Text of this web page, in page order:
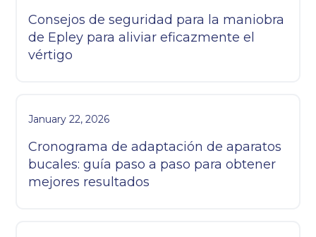
Consejos de seguridad para la maniobra
de Epley para aliviar eficazmente el
vértigo
January 22, 2026
Cronograma de adaptación de aparatos
bucales: guía paso a paso para obtener
mejores resultados